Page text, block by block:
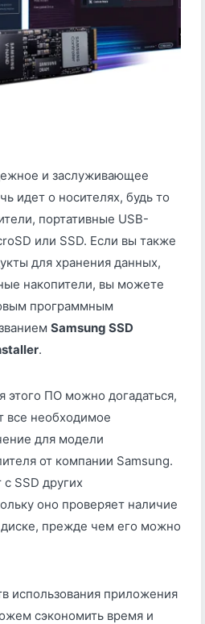
и заслуживающее
идет о носителях, будь то
портативные USB-
или SSD. Если вы также
для хранения данных,
накопители, вы можете
программным
Samsung SSD
.
этого ПО можно догадаться,
все необходимое
для модели
от компании Samsung.
SSD других
оно проверяет наличие
прежде чем его можно
использования приложения
сэкономить время и